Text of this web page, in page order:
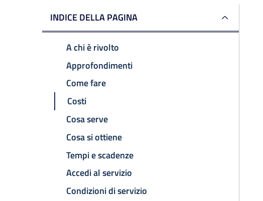
INDICE DELLA PAGINA
A chi è rivolto
Approfondimenti
Come fare
Costi
Cosa serve
Cosa si ottiene
Tempi e scadenze
Accedi al servizio
Condizioni di servizio